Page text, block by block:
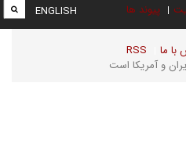
پیوند ها
با ما RSS
ENGLISH
و آمریکا است